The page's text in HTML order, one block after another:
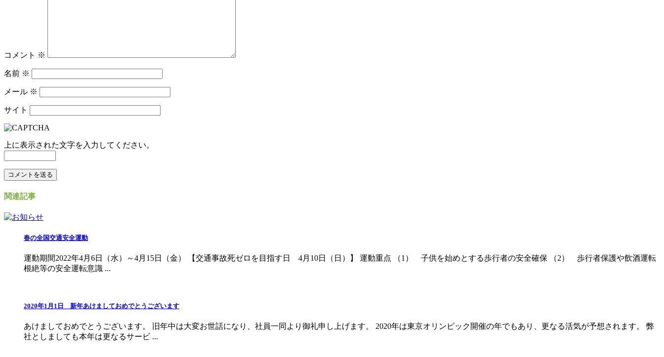
コメント ※
名前 ※
メール ※
サイト
上に表示された文字を入力してください。
関連記事
春の全国交通安全運動
運動期間2022年4月6日（水）～4月15日（金） 【交通事故死ゼロを目指す日 4月10日（日）】 運動重点 （1） 子供を始めとする歩行者の安全確保 （2） 歩行者保護や飲酒運転
根絶等の安全運転意識 ...
2020年1月1日 新年あけましておめでとうございます
あけましておめでとうございます。 旧年中は大変お世話になり、社員一同より御礼申し上げます。 2020年は東京オリンピック開催の年でもあり、更なる活気が予想されます。 弊
社としましても本年は更なるサービ ...